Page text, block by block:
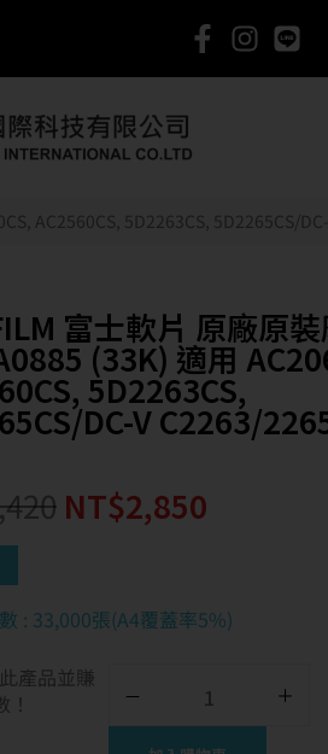
AC2560CS, 5D2263CS, 5D2265CS/
富士軟片 原廠原
(33K) 適用
5D2263CS,
DC-V C2263/
NT$2,850
: 33,000張(A4覆蓋率5%)
產品並賺